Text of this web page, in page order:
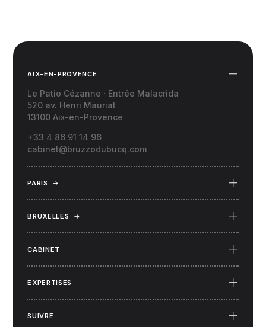
AIX-EN-PROVENCE
Le Patio Cézanne · Entrée Malacrida
520 av. Henri Mauriat
13100 Aix-en-Provence
+33 4 86 91 14 96
cabinet@bruzzodubucq.com
PARIS →
BRUXELLES →
CABINET
EXPERTISES
SUIVRE